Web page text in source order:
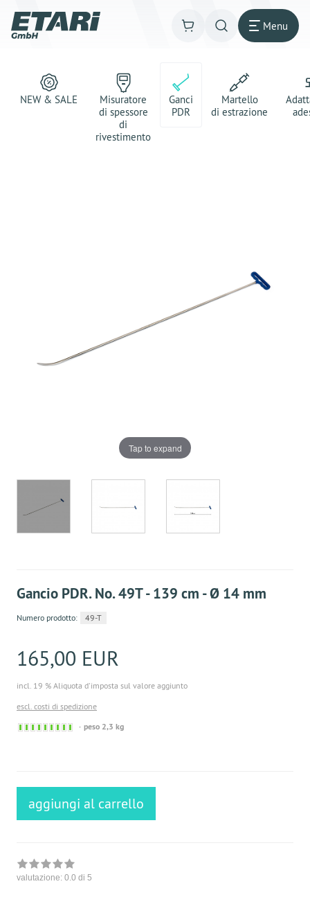
Menu
NEW & SALE
Misuratore
di spessore
di
rivestimento
Ganci
PDR
Martello
di estrazione
Tap to expand
Gancio PDR. No. 49T - 139 cm - Ø 14 mm
Numero prodotto: 49-T
165,00 EUR
incl. 19 % Aliquota d'imposta sul valore aggiunto
escl. costi di spedizione
Sofort
peso 2,3 kg
aggiungi al carrello
valutazione: 0.0 di 5